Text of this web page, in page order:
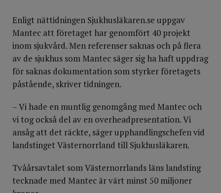
Enligt nättidningen Sjukhusläkaren.se uppgav
Mantec att företaget har genomfört 40 projekt
inom sjukvård. Men referenser saknas och på flera
av de sjukhus som Mantec säger sig ha haft uppdrag
för saknas dokumentation som styrker företagets
påstående, skriver tidningen.
– Vi hade en muntlig genomgång med Mantec och
vi tog också del av en overheadpresentation. Vi
ansåg att det räckte, säger upphandlingschefen vid
landstinget Västernorrland till Sjukhusläkaren.
Tvåårsavtalet som Västernorrlands läns landsting
tecknade med Mantec är värt minst 50 miljoner